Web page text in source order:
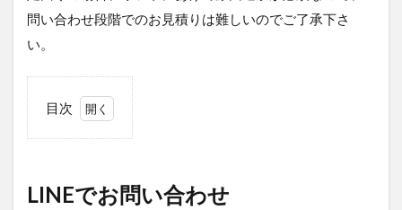
問い合わせ段階でのお見積りは難しいのでご了承下さ
い。
目次
問い
合わ
LINEでお問い合わせ